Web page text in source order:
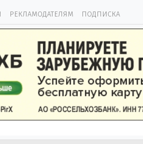
РЕКЛАМОДАТЕЛЯМ ПОДПИСКА